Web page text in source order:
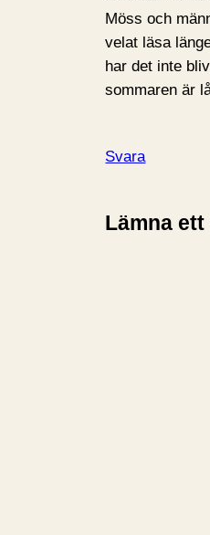
Möss och
velat läsa
har det inte
sommaren är
Svara
Lämna